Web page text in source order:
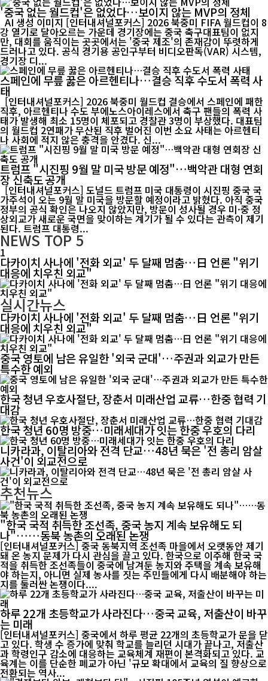
'중국 없는 월드컵'은 없었다…보이지 않는 MVP의 정체
강 열기로 달아오르는 가운데 경기장에는 중국 축구대표팀이 없지
만, 대회를 움직이는 곳곳에서는 '중국 제조'의 존재감이 뚜렷하게
드러나고 있다. 공식 경기용 공인구부터 비디오판독(VAR) 시스템,
경기장 디...
스페인에 무릎 꿇은 아르헨티나…결승 직후 수도서 폭력 사
태
[인터내셔널포커스] 2026 북중미 월드컵 결승에서 스페인에 패한
직후, 아르헨티나 수도 부에노스아이레스에서 축구 팬들의 폭력 사
태가 발생해 최소 15명이 체포되고 경찰관 3명이 부상했다. 대표팀
의 월드컵 2연패가 무산된 직후 벌어진 이번 소요 사태는 아르헨티
나 사회에 적지 않은 충격을 안겼다. 신...
트럼프 "시진핑 9월 말 미국 방문 예정"…백악관 대형 연회
장 신축도 공개
[인터내셔널포커스] 도널드 트럼프 미국 대통령이 시진핑 중국 국
가주석이 오는 9월 말 미국을 방문할 예정이라고 밝혔다. 아직 중국
정부의 공식 확인은 나오지 않았지만, 방문이 성사될 경우 미·중 정
상외교가 새로운 국면을 맞이하는 계기가 될 수 있다는 관측이 제기
된다. 트럼프 대통령...
NEWS TOP 5
1
다카이치 사나에 '전화 외교' 두 달째 멈춤…日 언론 "위기
대응에 치우친 외교"
실시간뉴스
다카이치 사나에 '전화 외교' 두 달째 멈춤…日 언론 "위기
대응에 치우친 외교"
중국 영토에 남은 유일한 '외국 군대'…주권과 외교가 만든
특수한 예외
한국 청년 우호사절단, 장춘서 미래산업 교류…한중 협력 기
대감
한국 청년 60명 방중…미래세대가 잇는 한중 우호의 다리
니카라과, 이탈리아와 전격 단교…48년 묵은 '전 총리 암살
사건'이 외교전으로
추천뉴스
"한국 국적 취득한 조선족, 중국 농지 계속 보유해도 되
나"……동북 농촌의 오래된 논쟁
[인터내셔널포커스] 중국 동북지역 조선족 마을에서 오랫동안 제기
돼 온 농지 문제가 다시 관심을 끌고 있다. 한국으로 이주해 한국 국
적을 취득한 조선족들이 중국에 남겨둔 농지와 주택을 계속 보유해
야 하는지, 아니면 실제 농사를 짓는 주민들에게 다시 배분해야 하는
지를 둘러싼 논쟁이다....
하루 22개 초등학교가 사라진다…중국 교육, 저출산이 바꾸
는 미래
[인터내셔널포커스] 중국에서 하루 평균 22개의 초등학교가 문을 닫
고 있다. 학생 수 증가에 맞춰 학교를 늘리던 시대가 끝나고, 저출산
과 학령인구 감소에 대응하는 교육체계 재편이 본격화되고 있다. 교
육계는 이를 단순한 폐교가 아닌 '규모 확대에서 교육의 질 향상으로
전환되는 역사...